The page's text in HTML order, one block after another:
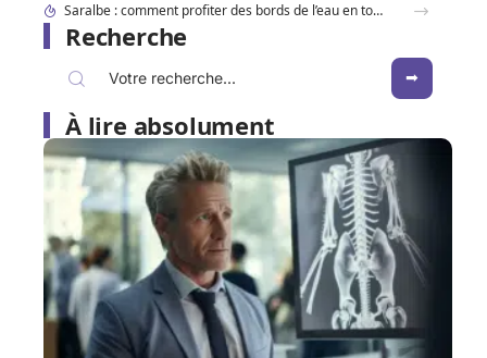
Dracaufeu carte Rare ou ultra rare : quelles différences pour les collectionneurs ?
Recherche
À lire absolument